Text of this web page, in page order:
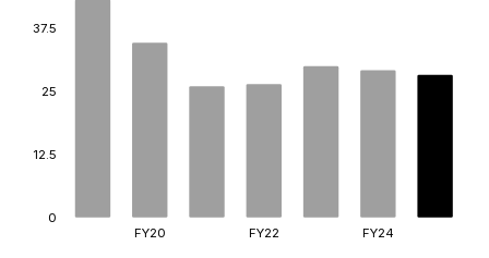
0
12.5
25
37.5
FY20 FY22 FY24